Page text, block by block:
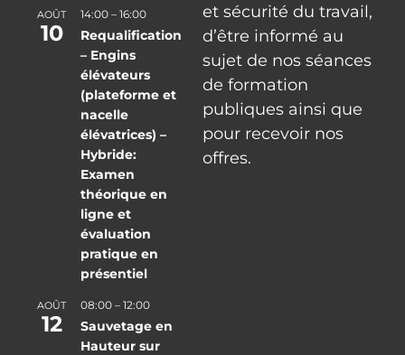
AOÛT
10
14:00 – 16:00
Requalification
– Engins
élévateurs
(plateforme et
nacelle
élévatrices) –
Hybride:
Examen
théorique en
ligne et
évaluation
pratique en
présentiel
AOÛT
12
08:00 – 12:00
Sauvetage en
Hauteur sur
et sécurité du travail,
d’être informé au
sujet de nos séances
de formation
publiques ainsi que
pour recevoir nos
offres.